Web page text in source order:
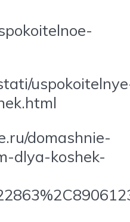
domashnie-
dlya-koshek-